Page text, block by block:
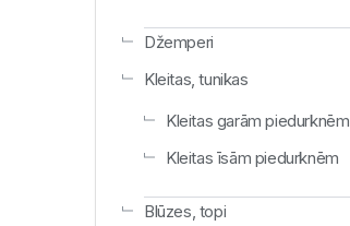
Džemperi
Kleitas, tunikas
Kleitas garām piedurknēm
Kleitas īsām piedurknēm
Blūzes, topi